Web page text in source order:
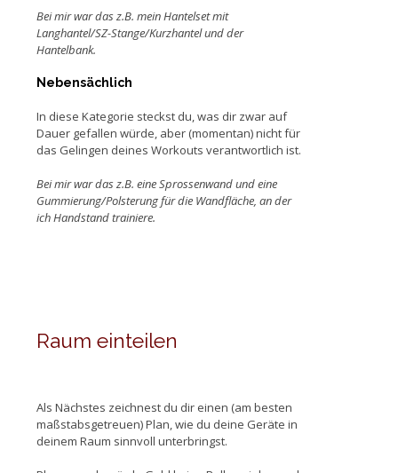
Bei mir war das z.B. mein Hantelset mit
Langhantel/SZ-Stange/Kurzhantel und der
Hantelbank.
Nebensächlich
In diese Kategorie steckst du, was dir zwar auf
Dauer gefallen würde, aber (momentan) nicht für
das Gelingen deines Workouts verantwortlich ist.
Bei mir war das z.B. eine Sprossenwand und eine
Gummierung/Polsterung für die Wandfläche, an der
ich Handstand trainiere.
Raum einteilen
Als Nächstes zeichnest du dir einen (am besten
maßstabsgetreuen) Plan, wie du deine Geräte in
deinem Raum sinnvoll unterbringst.